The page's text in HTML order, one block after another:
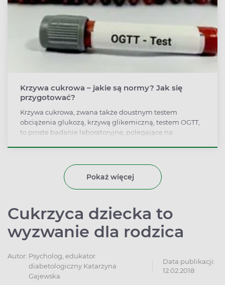
Krzywa cukrowa – jakie są normy? Jak się
przygotować?
Krzywa cukrowa, zwana także doustnym testem
obciążenia glukozą, krzywą glikemiczną, testem OGTT,
to proste badanie laboratoryjne, polegające na
cukrzycy ciążowej lub cukrzycy typu 2, by określić
poziom tolerancji glukozy. Jak się przygotować do
badania? Jakie są normy i jak interpretować wyniki
Pokaż więcej
Cukrzyca dziecka to
wyzwanie dla rodzica
Autor: Psycholog, edukator
diabetologiczny Katarzyna
Gajewska
Data publikacji:
12.02.2018